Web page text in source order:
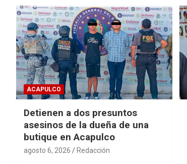
ACAPULCO
Detienen a dos presuntos
asesinos de la dueña de una
butique en Acapulco
agosto 6, 2026 Redacción